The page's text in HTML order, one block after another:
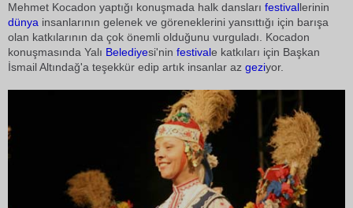
Mehmet Kocadon yaptığı konuşmada halk dansları festivallerinin
dünya insanlarının gelenek ve göreneklerini yansıttığı için barışa
olan katkılarının da çok önemli olduğunu vurguladı. Kocadon
konuşmasında Yalı Belediyesi'nin festivale katkıları için Başkan
İsmail Altındağ'a teşekkür edip artık insanlar az geziyor.